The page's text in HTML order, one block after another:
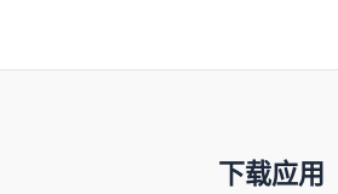
下载应用